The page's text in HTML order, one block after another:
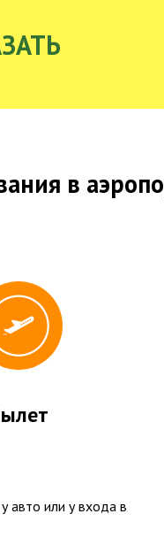
в
авто или у входа в